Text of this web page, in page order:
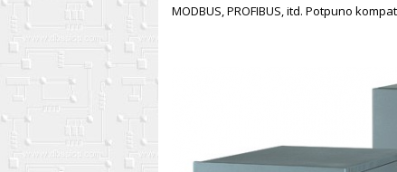
MODBUS, PROFIBUS, itd. Potpuno